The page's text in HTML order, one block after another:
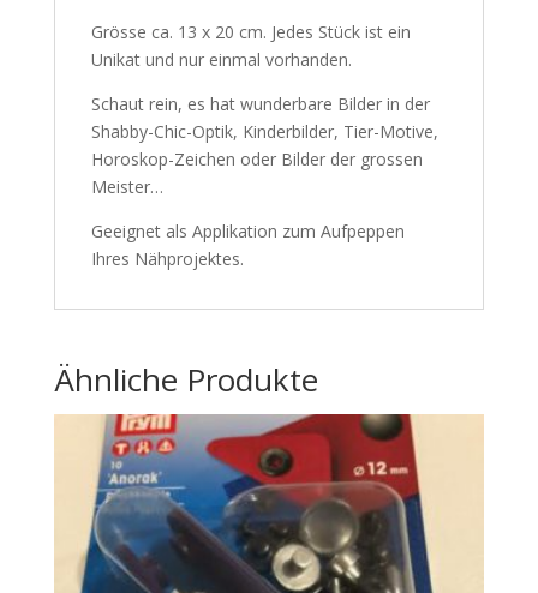
Grösse ca. 13 x 20 cm. Jedes Stück ist ein
Unikat und nur einmal vorhanden.
Schaut rein, es hat wunderbare Bilder in der
Shabby-Chic-Optik, Kinderbilder, Tier-Motive,
Horoskop-Zeichen oder Bilder der grossen
Meister…
Geeignet als Applikation zum Aufpeppen
Ihres Nähprojektes.
Ähnliche Produkte